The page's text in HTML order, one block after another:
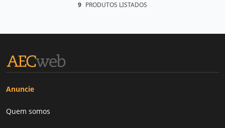
9 PRODUTOS LISTADOS
Anuncie
Quem somos